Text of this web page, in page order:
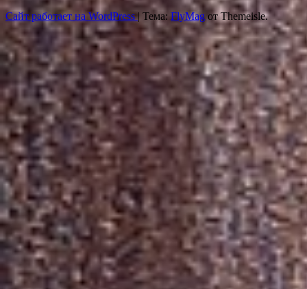
Сайт работает на WordPress| Тема: FlyMagот Themeisle.